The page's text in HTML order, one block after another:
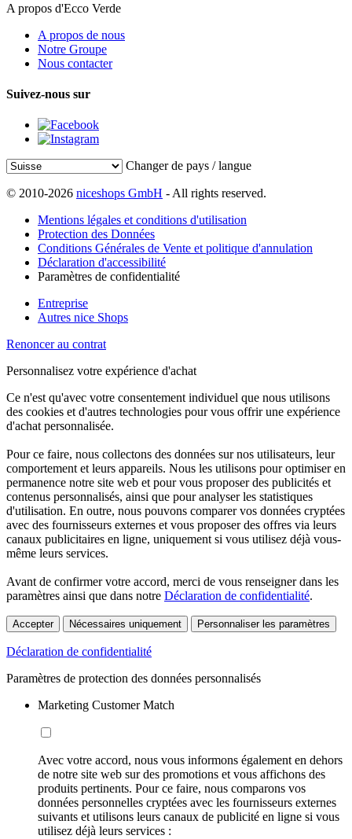
A propos d'Ecco Verde
A propos de nous
Notre Groupe
Nous contacter
Suivez-nous sur
Changer de pays / langue
© 2010-2026 niceshops GmbH - All rights reserved.
Mentions légales et conditions d'utilisation
Protection des Données
Conditions Générales de Vente et politique d'annulation
Déclaration d'accessibilité
Paramètres de confidentialité
Entreprise
Autres nice Shops
Renoncer au contrat
Personnalisez votre expérience d'achat
Ce n'est qu'avec votre consentement individuel que nous utilisons
des cookies et d'autres technologies pour vous offrir une expérience
d'achat personnalisée.
Pour ce faire, nous collectons des données sur nos utilisateurs, leur
comportement et leurs appareils. Nous les utilisons pour optimiser en
permanence notre site web et pour vous proposer des publicités et
contenus personnalisés, ainsi que pour analyser les statistiques
d'utilisation. En outre, nous pouvons comparer vos données cryptées
avec des fournisseurs externes et vous proposer des offres via leurs
canaux publicitaires en ligne, uniquement si vous utilisez déjà vous-
même leurs services.
Avant de confirmer votre accord, merci de vous renseigner dans les
paramètres ainsi que dans notre Déclaration de confidentialité.
Accepter Nécessaires uniquement Personnaliser les paramètres
Déclaration de confidentialité
Paramètres de protection des données personnalisés
Marketing Customer Match
Avec votre accord, nous vous informons également en dehors
de notre site web sur des promotions et vous affichons des
produits pertinents. Pour ce faire, nous comparons vos
données personnelles cryptées avec les fournisseurs externes
suivants et utilisons leurs canaux de publicité en ligne si vous
utilisez déjà leurs services :